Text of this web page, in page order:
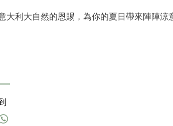
利大自然的恩賜，為你的夏日帶來陣陣涼